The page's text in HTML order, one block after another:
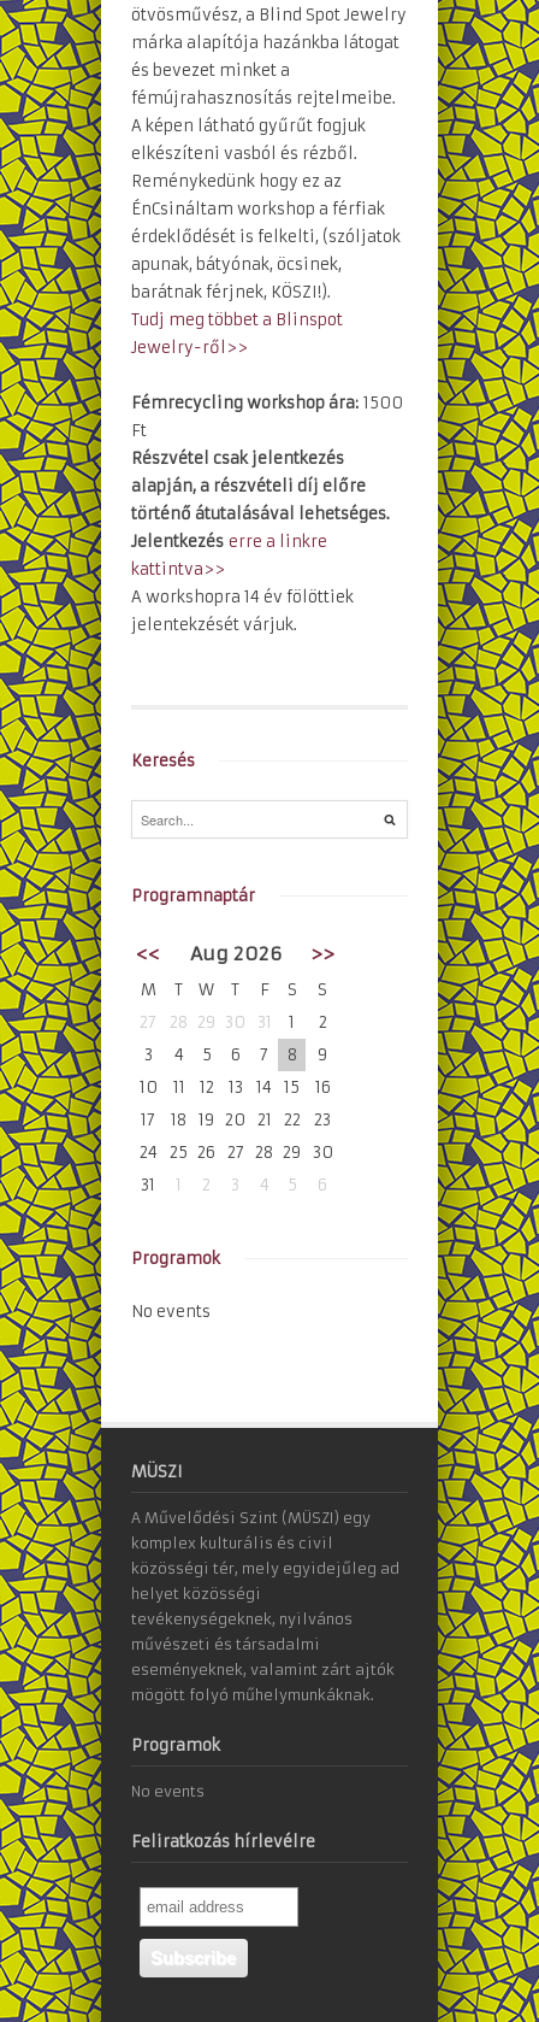
ötvösművész, a Blind Spot Jewelry
márka alapítója hazánkba látogat
és bevezet minket a
fémújrahasznosítás rejtelmeibe.
A képen látható gyűrűt fogjuk
elkészíteni vasból és rézből.
Reménykedünk hogy ez az
ÉnCsináltam workshop a férfiak
érdeklődését is felkelti, (szóljatok
apunak, bátyónak, öcsinek,
barátnak férjnek, KÖSZI!).
Tudj meg többet a Blinspot
Jewelry-ről>>
Fémrecycling workshop ára: 1500
Ft
Részvétel csak jelentkezés
alapján, a részvételi díj előre
történő átutalásával lehetséges.
Jelentkezés erre a linkre
kattintva>>
A workshopra 14 év fölöttiek
jelentekzését várjuk.
Keresés
Programnaptár
<< Aug 2026 >>
M T W T F S
S
27
28 29 30 31 1
2
3
4 5 6 7 8
9
10
11 12 13 14 15
16
17
18 19 20 21 22
23
24
25 26 27 28 29
30
31
1 2 3 4 5 6
Programok
No events
MÜSZI
A Művelődési Szint (MÜSZI) egy
komplex kulturális és civil
közösségi tér, mely egyidejűleg ad
helyet közösségi
tevékenységeknek, nyilvános
művészeti és társadalmi
eseményeknek, valamint zárt ajtók
mögött folyó műhelymunkáknak.
Programok
No events
Feliratkozás hírlevélre